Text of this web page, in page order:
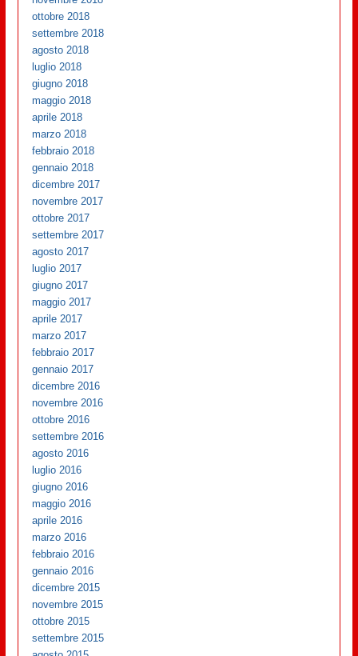
ottobre 2018
settembre 2018
agosto 2018
luglio 2018
giugno 2018
maggio 2018
aprile 2018
marzo 2018
febbraio 2018
gennaio 2018
dicembre 2017
novembre 2017
ottobre 2017
settembre 2017
agosto 2017
luglio 2017
giugno 2017
maggio 2017
aprile 2017
marzo 2017
febbraio 2017
gennaio 2017
dicembre 2016
novembre 2016
ottobre 2016
settembre 2016
agosto 2016
luglio 2016
giugno 2016
maggio 2016
aprile 2016
marzo 2016
febbraio 2016
gennaio 2016
dicembre 2015
novembre 2015
ottobre 2015
settembre 2015